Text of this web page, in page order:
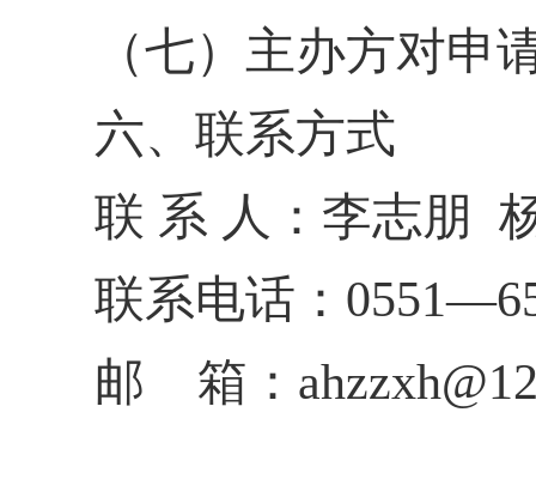
（七）主办方对申
六、联系方式
联 系 人：李志朋
联系电话：
邮 箱：